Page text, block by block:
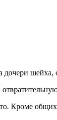
шейха,
Кроме